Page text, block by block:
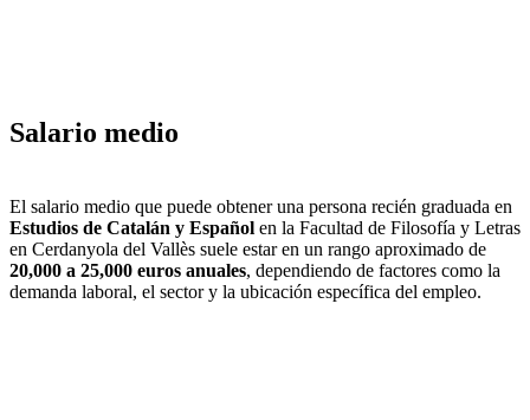
Salario medio
El salario medio que puede obtener una persona recién graduada en
Estudios de Catalán y Español en la Facultad de Filosofía y Letras
en Cerdanyola del Vallès suele estar en un rango aproximado de
20,000 a 25,000 euros anuales, dependiendo de factores como la
demanda laboral, el sector y la ubicación específica del empleo.